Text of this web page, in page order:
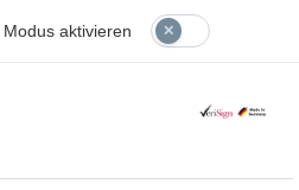
aktivieren